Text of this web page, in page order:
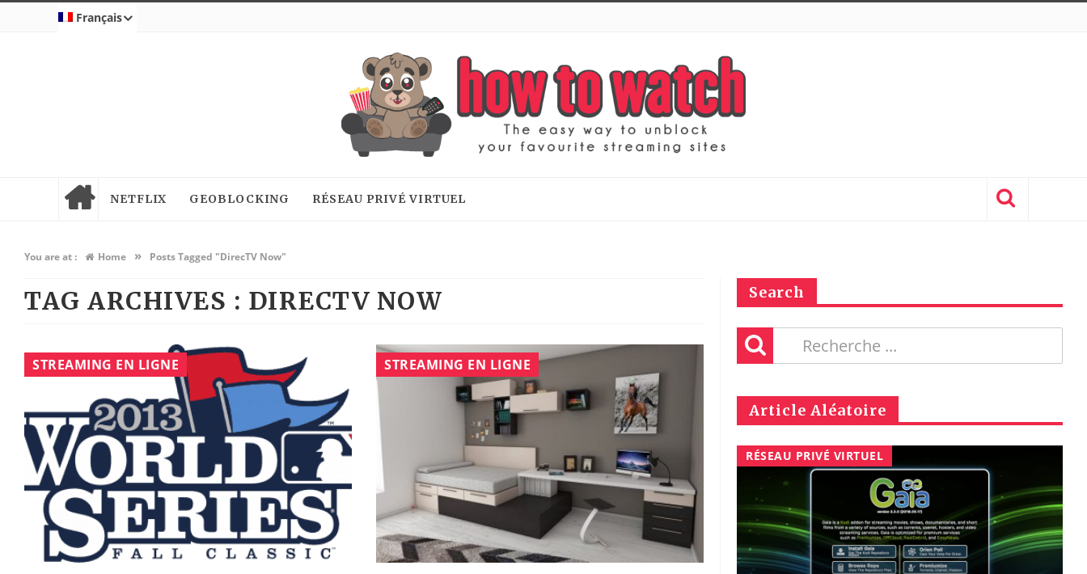
Français
NETFLIX GEOBLOCKING RÉSEAU PRIVÉ VIRTUEL
You are at : Home » Posts Tagged "DirecTV Now"
TAG ARCHIVES : DIRECTV NOW
STREAMING EN LIGNE STREAMING EN LIGNE
Search
Article Aléatoire
RÉSEAU PRIVÉ VIRTUEL